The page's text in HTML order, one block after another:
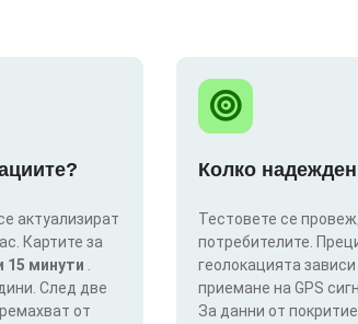
актуализират
Картите за
15 минути
След две
от
Колко
Тестовете се
потребителите.
геолокацията
приемане на GPS
За данни от